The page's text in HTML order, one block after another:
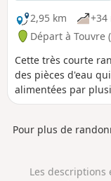
2,95 km
+34
Départ à Touvre
Cette très courte
des pièces d'eau
alimentées par
vous propose
pont romain.
Pour plus de
Les descriptions